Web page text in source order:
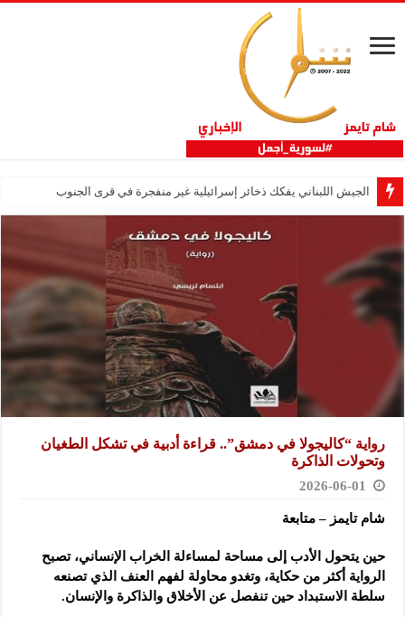
الجيش اللبناني يفكك ذخائر إسرائيلية غير منفجرة في قرى الجنوب
رواية “كاليجولا في دمشق”.. قراءة أدبية في تشكل الطغيان
وتحولات الذاكرة
2026-06-01
شام تايمز – متابعة
حين يتحول الأدب إلى مساحة لمساءلة الخراب الإنساني، تصبح
الرواية أكثر من حكاية، وتغدو محاولة لفهم العنف الذي تصنعه
سلطة الاستبداد حين تنفصل عن الأخلاق والذاكرة والإنسان.